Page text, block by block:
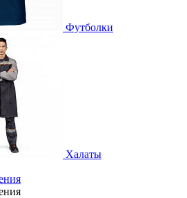
Футболки
Халаты